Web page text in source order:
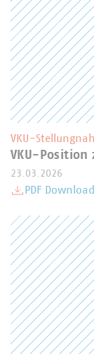
VKU-
VKU-Position
23.03.2026
PDF Download